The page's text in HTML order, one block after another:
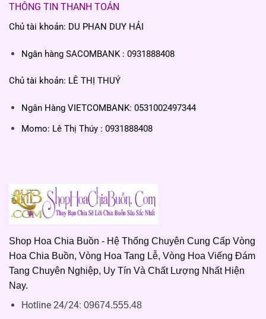
THÔNG TIN THANH TOÁN
Chủ tài khoản: DU PHAN DUY HẢI
Ngân hàng SACOMBANK : 0931888408
Chủ tài khoản: LÊ THỊ THUÝ
Ngân Hàng VIETCOMBANK: 0531002497344
Momo: Lê Thị Thúy : 0931888408
Shop Hoa Chia Buồn - Hệ Thống Chuyên Cung Cấp Vòng
Hoa Chia Buồn, Vòng Hoa Tang Lễ, Vòng Hoa Viếng Đám
Tang Chuyên Nghiệp, Uy Tín Và Chất Lượng Nhất Hiện
Nay.
Hotline 24/24: 09674.555.48